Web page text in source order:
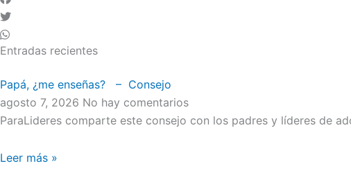
Entradas recientes
Papá, ¿me enseñas? – Consejo
agosto 7, 2026 No hay comentarios
ParaLideres comparte este consejo con los padres y líderes de
Leer más »